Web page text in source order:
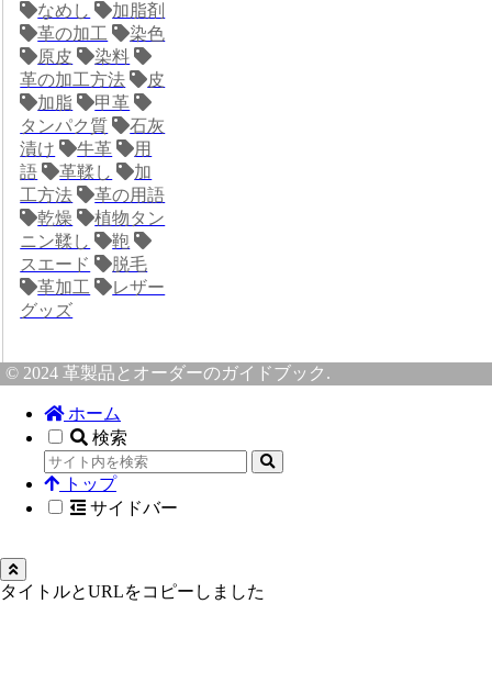
なめし
加脂剤
革の加工
染色
原皮
染料
革の加工方法
皮
加脂
甲革
タンパク質
石灰
漬け
牛革
用
語
革鞣し
加
工方法
革の用語
乾燥
植物タン
ニン鞣し
鞄
スエード
脱毛
革加工
レザー
グッズ
© 2024 革製品とオーダーのガイドブック.
ホーム
検索
トップ
サイドバー
タイトルとURLをコピーしました